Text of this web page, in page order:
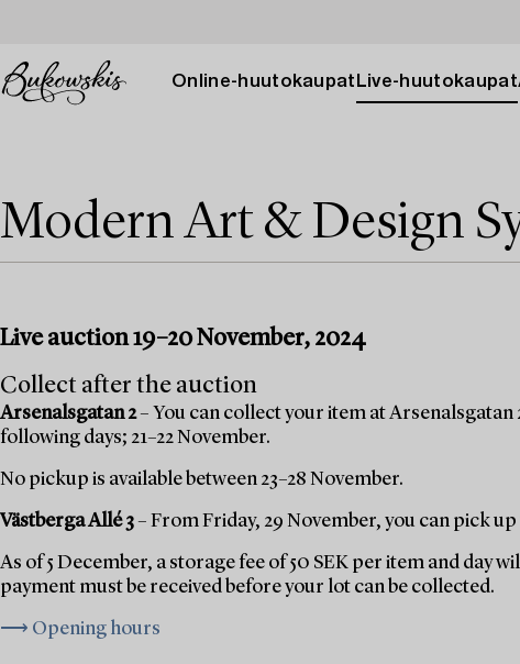
Online-huutokaupat Live-huutokaupat
Modern Art & Design
Live auction 19–20 November, 2024
Collect after the auction
Arsenalsgatan 2– You can collect your item at
following days; 21–22 November.
No pickup is available between 23–28 November.
Västberga Allé 3– From Friday, 29 November, you can pick
As of 5 December, a storage fee of 50 SEK per item and day
payment must be received before your lot can be collected.
⟶ Opening hours